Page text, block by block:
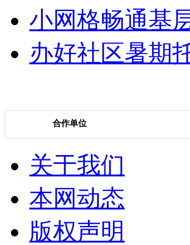
小网格畅通基
办好社区暑期
合作单位
关于我们
本网动态
版权声明